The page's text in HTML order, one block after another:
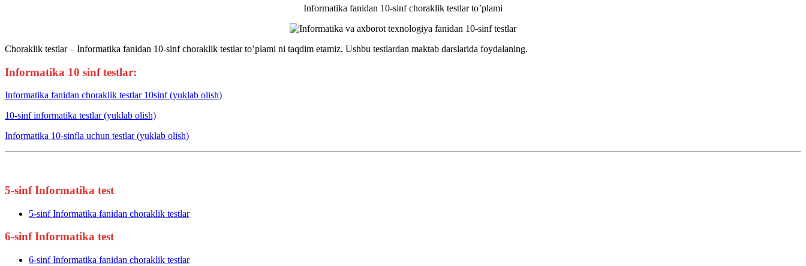
Informatika fanidan 10-sinf choraklik testlar to’plami
Choraklik testlar – Informatika fanidan 10-sinf choraklik testlar to’plami ni taqdim etamiz. Ushbu testlardan maktab darslarida foydalaning.
Informatika 10 sinf testlar:
Informatika fanidan choraklik testlar 10sinf (yuklab olish)
10-sinf informatika testlar (yuklab olish)
Informatika 10-sinfla uchun testlar (yuklab olish)
5-sinf Informatika test
5-sinf Informatika fanidan choraklik testlar
6-sinf Informatika test
6-sinf Informatika fanidan choraklik testlar